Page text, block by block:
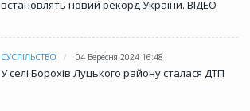
встановлять новий рекорд України. ВІДЕО
СУСПІЛЬСТВО 04 Вересня 2024 16:48
У селі Борохів Луцького району сталася ДТП